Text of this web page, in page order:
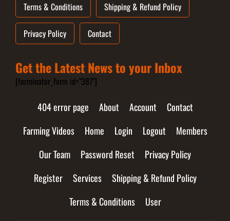
Terms & Conditions Shipping & Refund Policy
Privacy Policy Contact
Get the Latest News to your Inbox
[forminator_form id="387"]
404 error page About Account
Contact
Farming Videos
Home Login Logout
Members
Our Team
Password Reset
Privacy Policy
Register
Services
Shipping & Refund Policy
Terms & Conditions
User